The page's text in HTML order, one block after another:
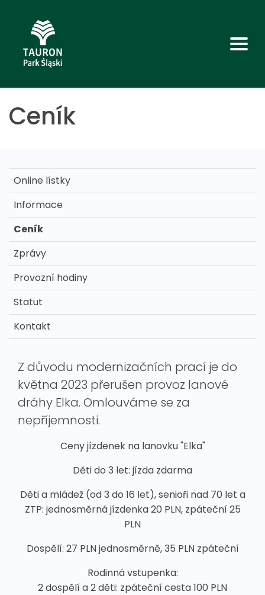
Ceník
Online lístky
Informace
Ceník
Zprávy
Provozní hodiny
Statut
Kontakt
Z důvodu modernizačních prací je do
května 2023 přerušen provoz lanové
dráhy Elka. Omlouváme se za
nepříjemnosti.
Ceny jízdenek na lanovku "Elka"
Děti do 3 let: jízda zdarma
Děti a mládež (od 3 do 16 let), senioři nad 70 let a
ZTP: jednosměrná jízdenka 20 PLN, zpáteční 25
PLN
Dospělí: 27 PLN jednosměrně, 35 PLN zpáteční
Rodinná vstupenka:
2 dospělí a 2 děti: zpáteční cesta 100 PLN